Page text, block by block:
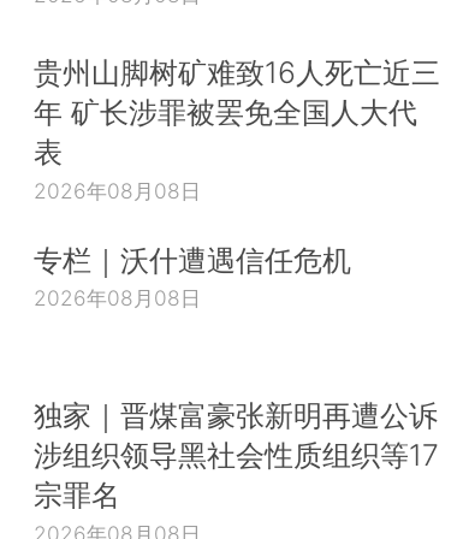
贵州山脚树矿难致16人死亡近三
年 矿长涉罪被罢免全国人大代
表
2026年08月08日
专栏｜沃什遭遇信任危机
2026年08月08日
独家｜晋煤富豪张新明再遭公诉
涉组织领导黑社会性质组织等17
宗罪名
2026年08月08日